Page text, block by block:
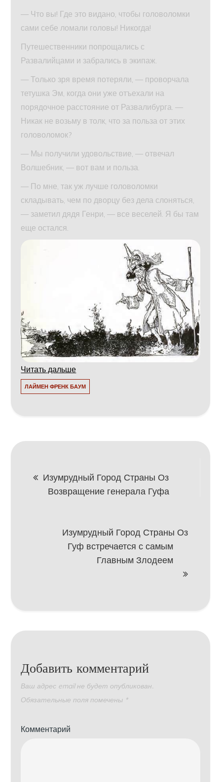
— Что вы! Где это видано, чтобы головоломки
сами себе ломали головы! Никогда!
Путешественники попрощались с
Развалийцами и забрались в экипаж.
— Только зря время потеряли, — проворчала
тетушка Эм, когда они уже отъехали на
порядочное расстояние от Развалибурга. —
Никак не возьму в толк, что за польза от этих
головоломок?
— Мы получили удовольствие, — отвечал
Волшебник, — вот вам и польза.
— По мне, так уж лучше головоломки
складывать, чем по дворцу без дела слоняться,
— заметил дядя Генри, — все веселей. Я бы там
еще остался.
Читать дальше
ЛАЙМЕН ФРЕНК БАУМ
Навигация
записям
Изумрудный Город Страны Оз
Возвращение генерала Гуфа
Изумрудный Город Страны Оз
Гуф встречается с самым
Главным Злодеем
Добавить комментарий
Ваш адрес email не будет опубликован.
Обязательные поля помечены *
Комментарий